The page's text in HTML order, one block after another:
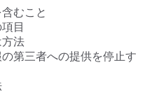
むこと
目
方法
第三者への提供を停止す